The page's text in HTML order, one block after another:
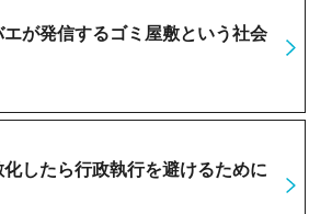
が発信するゴミ屋敷という社会
したら行政執行を避けるために